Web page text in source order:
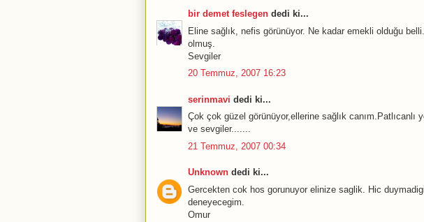
bir demet feslegen dedi ki...
Eline sağlık, nefis görünüyor. Ne kadar emekli olduğu
olmuş.
Sevgiler
20 Temmuz, 2007 16:23
serinmavi dedi ki...
Çok çok güzel görünüyor,ellerine sağlık
ve sevgiler.......
21 Temmuz, 2007 00:34
Unknown dedi ki...
Gercekten cok hos gorunuyor elinize saglik. Hic
deneyecegim.
Omur